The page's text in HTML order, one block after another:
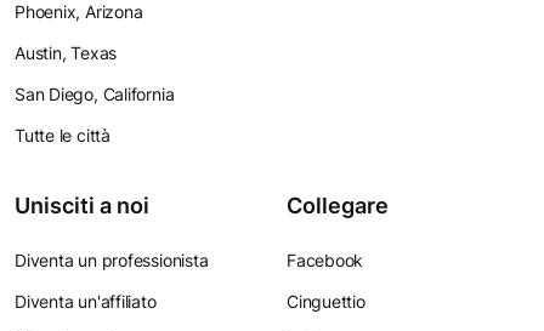
Phoenix, Arizona
Austin, Texas
San Diego, California
Tutte le città
Unisciti a noi
Diventa un professionista
Diventa un'affiliato
Collegare
Facebook
Cinguettio